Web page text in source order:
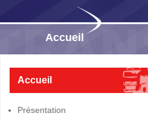
Accueil
Accueil
Présentation